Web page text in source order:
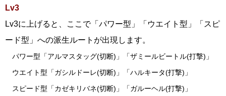
Lv3
Lv3に上げると、ここで「パワー型」「ウエイト型」「スピ
ード型」への派生ルートが出現します。
パワー型「アルマスタッグ(切断)」「ザミールビートル(打撃)」
ウエイト型「ガシルドーレ(切断)」「ハルキータ(打撃)」
スピード型「カゼキリバネ(切断)」「ガルーヘル(打撃)」